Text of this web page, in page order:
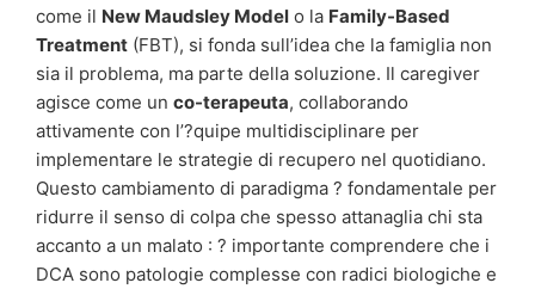
come il New Maudsley Model o la Family-Based
Treatment (FBT), si fonda sull’idea che la famiglia non
sia il problema, ma parte della soluzione. Il caregiver
agisce come un co-terapeuta, collaborando
attivamente con l’?quipe multidisciplinare per
implementare le strategie di recupero nel quotidiano.
Questo cambiamento di paradigma ? fondamentale per
ridurre il senso di colpa che spesso attanaglia chi sta
accanto a un malato : ? importante comprendere che i
DCA sono patologie complesse con radici biologiche e